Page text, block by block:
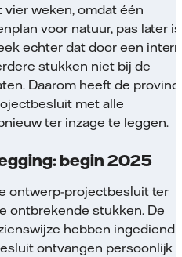
vier weken, omdat één
voor natuur, pas later is
echter dat door een
stukken niet bij de
Daarom heeft de
met alle
ter inzage te leggen.
begin 2025
ontwerp-projectbesluit ter
ontbrekende stukken. De
hebben ingediend
ontvangen persoonlijk